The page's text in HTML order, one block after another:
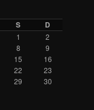
S D
1
2
8
9
15
16
22
23
29
30